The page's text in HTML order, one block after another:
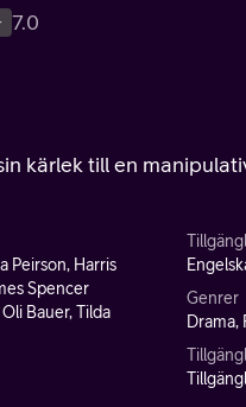
7.0
kärlek till en
Peirson, Harris
Spencer
Bauer, Tilda
Genrer
Drama,